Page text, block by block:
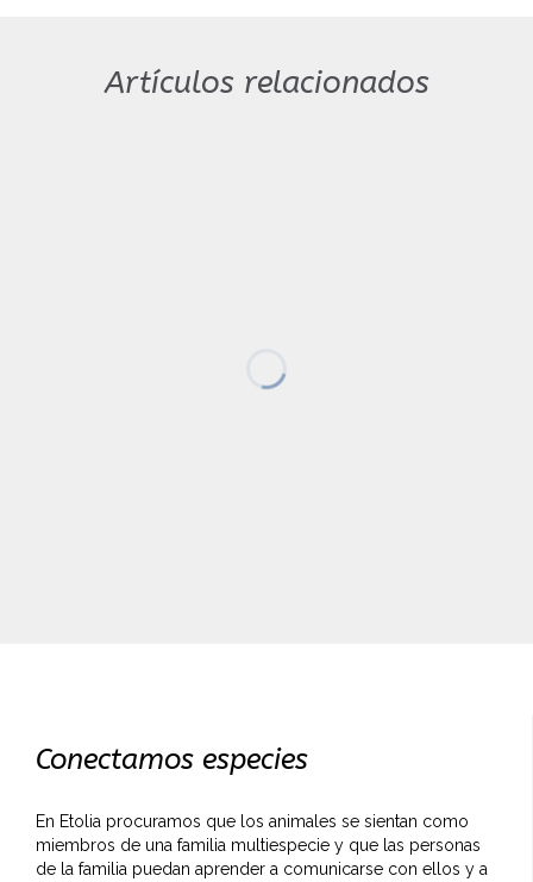
Artículos relacionados
Conectamos especies
En Etolia procuramos que los animales se sientan como
miembros de una familia multiespecie y que las personas
de la familia puedan aprender a comunicarse con ellos y a